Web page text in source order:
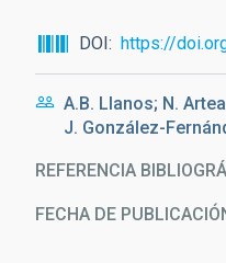
a
la
navegación
DOI https://
A.B. Llanos; N.
J. González-
REFERENCIA
FECHA DE